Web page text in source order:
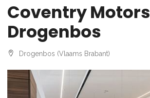
Coventry Motors
Drogenbos
Drogenbos (Vlaams Brabant)